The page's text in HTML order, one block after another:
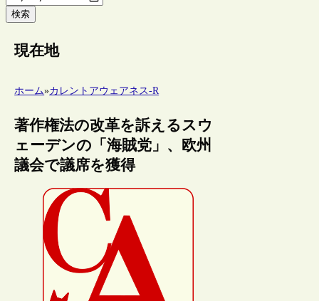
検索
現在地
ホーム»カレントアウェアネス-R
著作権法の改革を訴えるスウ
ェーデンの「海賊党」、欧州
議会で議席を獲得